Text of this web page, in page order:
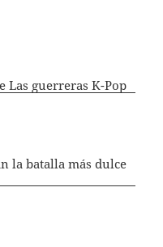
Las guerreras K-Pop
la batalla más dulce